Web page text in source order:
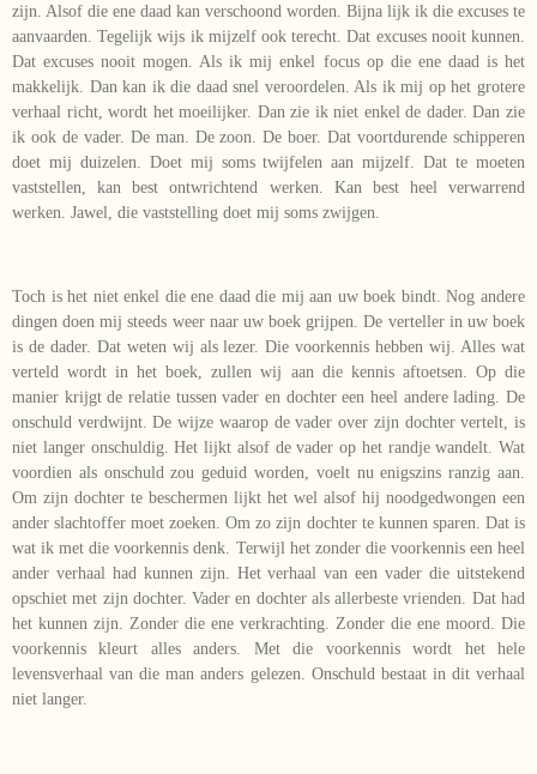
zijn. Alsof die ene daad kan verschoond worden. Bijna lijk ik die excuses te
aanvaarden. Tegelijk wijs ik mijzelf ook terecht. Dat excuses nooit kunnen.
Dat excuses nooit mogen. Als ik mij enkel focus op die ene daad is het
makkelijk. Dan kan ik die daad snel veroordelen. Als ik mij op het grotere
verhaal richt, wordt het moeilijker. Dan zie ik niet enkel de dader. Dan zie
ik ook de vader. De man. De zoon. De boer. Dat voortdurende schipperen
doet mij duizelen. Doet mij soms twijfelen aan mijzelf. Dat te moeten
vaststellen, kan best ontwrichtend werken. Kan best heel verwarrend
werken. Jawel, die vaststelling doet mij soms zwijgen.
Toch is het niet enkel die ene daad die mij aan uw boek bindt. Nog andere
dingen doen mij steeds weer naar uw boek grijpen. De verteller in uw boek
is de dader. Dat weten wij als lezer. Die voorkennis hebben wij. Alles wat
verteld wordt in het boek, zullen wij aan die kennis aftoetsen. Op die
manier krijgt de relatie tussen vader en dochter een heel andere lading. De
onschuld verdwijnt. De wijze waarop de vader over zijn dochter vertelt, is
niet langer onschuldig. Het lijkt alsof de vader op het randje wandelt. Wat
voordien als onschuld zou geduid worden, voelt nu enigszins ranzig aan.
Om zijn dochter te beschermen lijkt het wel alsof hij noodgedwongen een
ander slachtoffer moet zoeken. Om zo zijn dochter te kunnen sparen. Dat is
wat ik met die voorkennis denk. Terwijl het zonder die voorkennis een heel
ander verhaal had kunnen zijn. Het verhaal van een vader die uitstekend
opschiet met zijn dochter. Vader en dochter als allerbeste vrienden. Dat had
het kunnen zijn. Zonder die ene verkrachting. Zonder die ene moord. Die
voorkennis kleurt alles anders. Met die voorkennis wordt het hele
levensverhaal van die man anders gelezen. Onschuld bestaat in dit verhaal
niet langer.